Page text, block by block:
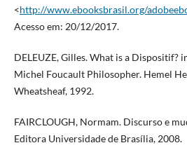
<http://www.ebooksbrasil.org/
Acesso em: 20/12/2017.
DELEUZE, Gilles. What is a Dispositif?
Michel Foucault Philosopher. Hemel
Wheatsheaf, 1992.
FAIRCLOUGH, Normam. Discurso e
Editora Universidade de Brasília, 2008.